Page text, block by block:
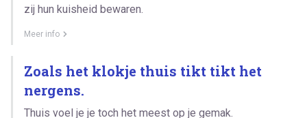
zij hun kuisheid bewaren.
Meer info
Zoals het klokje thuis tikt tikt het
nergens.
Thuis voel je je toch het meest op je gemak.